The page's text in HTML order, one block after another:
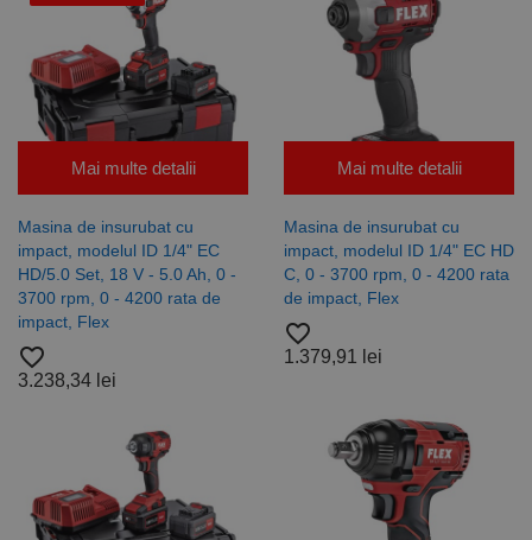
Mai multe detalii
Masina de insurubat cu
impact, modelul ID 1/4" EC
HD/5.0 Set, 18 V - 5.0 Ah, 0 -
3700 rpm, 0 - 4200 rata de
impact, Flex
favorite_border
3.238,34 lei
Mai multe detalii
Masina de insurubat cu
impact, modelul ID 1/4" EC HD
C, 0 - 3700 rpm, 0 - 4200 rata
de impact, Flex
favorite_border
1.379,91 lei
PHPSESSID
www.rocast.ro
65 ani 8
luni
identificator
general
variabilelor de
sesiune ale
utilizatorului.
În mod
ului, dar un
bun exemplu
este
menținerea
stării de
Google
Privacy Policy